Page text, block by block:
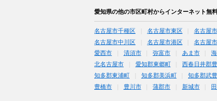
愛知県の他の市区町村からインターネット無
名古屋市千種区 名古屋市東区 名古屋
名古屋市中川区
名古屋市港区 名古屋
愛西市
清須市 弥富市 あま市
北名古屋市
愛知郡東郷町 西春日井郡
知多郡東浦町
知多郡美浜町 知多郡武
豊橋市
豊川市 蒲郡市 新城市